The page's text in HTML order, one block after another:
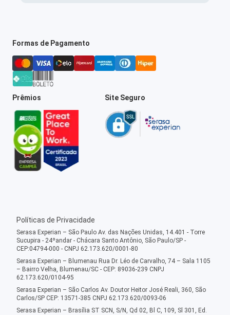
Formas de Pagamento
Prêmios Site Seguro
Políticas de Privacidade
Serasa Experian – São Paulo Av. das Nações Unidas, 14.401 - Torre
Sucupira - 24ºandar - Chácara Santo Antônio, São Paulo/SP -
CEP:04794-000 - CNPJ 62.173.620/0001-80
Serasa Experian – Blumenau Rua Dr. Léo de Carvalho, 74 – Sala 1105
– Bairro Velha, Blumenau/SC - CEP: 89036-239 CNPJ
62.173.620/0104-95
Serasa Experian – São Carlos Av. Doutor Heitor José Reali, 360, São
Carlos/SP CEP: 13571-385 CNPJ 62.173.620/0093-06
Serasa Experian – Brasília ST SCN, S/N, Qd 02, Bl C, 109, Sl 301, Ed.